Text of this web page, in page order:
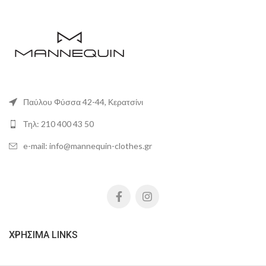
Παύλου Φύσσα 42-44, Κερατσίνι
Τηλ: 210 400 43 50
e-mail: info@mannequin-clothes.gr
ΧΡΉΣΙΜΑ LINKS